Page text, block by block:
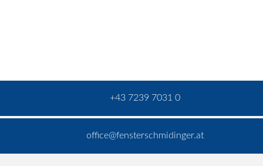
+43 7239 7031 0
office@fensterschmidinger.at